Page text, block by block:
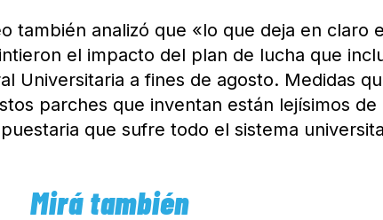
también analizó que «lo que deja en claro
el impacto del plan de lucha que
Universitaria a fines de agosto. Medidas
parches que inventan están lejísimos
que sufre todo el sistema